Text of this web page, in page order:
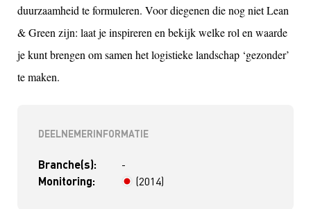
DEELNEMERINFORMATIE
Branche(s): -
Monitoring:
> 4 jaar
(2014)
duurzaamheid te formuleren. Voor diegenen die nog niet Lean
& Green zijn: laat je inspireren en bekijk welke rol en waarde
je kunt brengen om samen het logistieke landschap ‘gezonder’
te maken.